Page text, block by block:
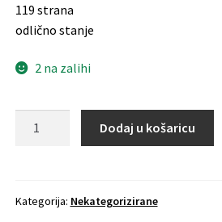
119 strana
odlično stanje
2 na zalihi
Van
Dodaj u košaricu
Kategorija: Nekategorizirane